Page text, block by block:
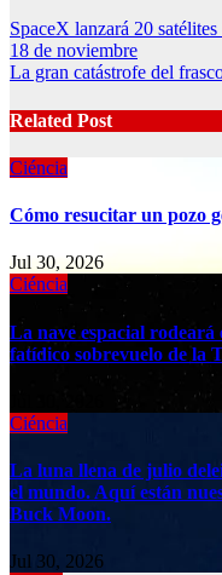
Post
navigation
SpaceX lanzará 20
18 de noviembre
La gran catástrofe del
Related Post
Ciéncia
Cómo resucitar un pozo
Jul 30, 2026
Ciéncia
La nave espacial
fatídico sobrevuelo de la
Ciéncia
La luna llena de julio
el mundo. Aquí están
Buck Moon.
Jul 30, 2026